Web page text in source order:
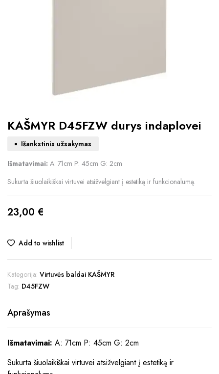
KAŠMYR D45FZW durys indaplovei
Išankstinis užsakymas
Išmatavimai: A: 71cm P: 45cm G: 2cm
Sukurta šiuolaikiškai virtuvei atsižvelgiant į estetiką ir funkcionalumą.
23,00 €
Add to wishlist
Kategorija: Virtuvės baldai KAŠMYR
Tag: D45FZW
Aprašymas
Išmatavimai: A: 71cm P: 45cm G: 2cm
Sukurta šiuolaikiškai virtuvei atsižvelgiant į estetiką ir